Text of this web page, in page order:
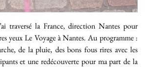
traversé la France, direction Nantes pour
yeux Le Voyage à Nantes. Au programme :
de la pluie, des bons fous rires avec les
et une redécouverte pour ma part de la